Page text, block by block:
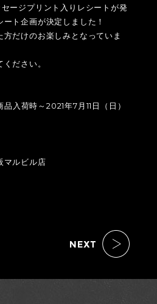
ージプリント入りレシートが発
ト企画が決定しました！
だけのお楽しみとなっていま
ださい。
入荷時～2021年7月11日（日）
マルビル店